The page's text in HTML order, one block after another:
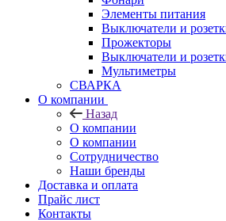
Элементы питания
Выключатели и
Прожекторы
Выключатели и
Мультиметры
СВАРКА
О компании
Назад
О компании
О компании
Сотрудничество
Наши бренды
Доставка и оплата
Прайс лист
Контакты